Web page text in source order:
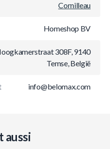
Cornilleau
Homeshop BV
308F, 9140
Temse, België
info@belomax.com
aussi